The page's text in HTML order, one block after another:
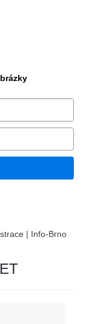
| Info-Brno